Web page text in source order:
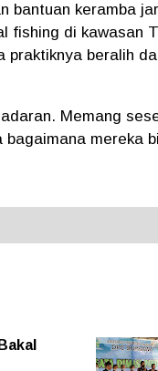
bantuan keramba
fishing di kawasan
praktiknya beralih
Memang
mereka